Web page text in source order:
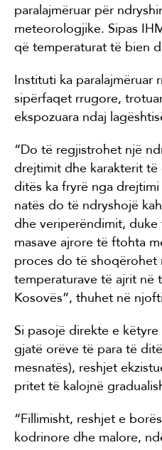
paralajmëruar për
meteorologjike. Sipas
që temperaturat të bien
Instituti ka paralajmëruar
sipërfaqet rrugore,
ekspozuara ndaj
“Do të regjistrohet një
drejtimit dhe karakterit të
ditës ka fryrë nga
natës do të ndryshojë
dhe veriperëndimit,
masave ajrore të ftohta
proces do të shoqërohet
temperaturave të ajrit në
Kosovës”, thuhet në
Si pasojë direkte e
gjatë orëve të para të
mesnatës), reshjet
pritet të kalojnë
“Fillimisht, reshjet e
kodrinore dhe malore,